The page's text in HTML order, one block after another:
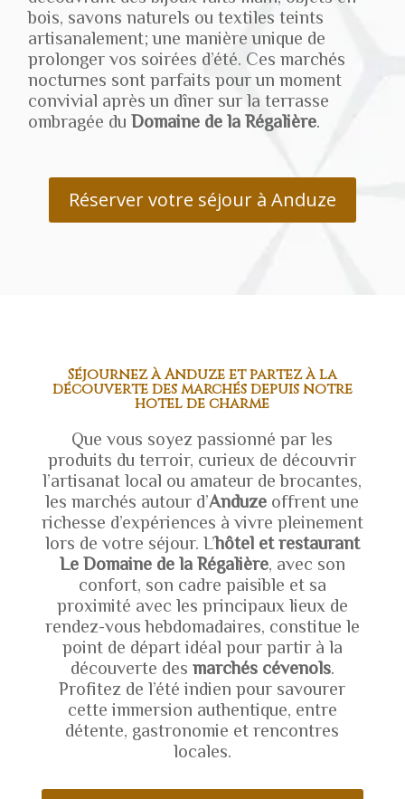
bois, savons naturels ou textiles teints
artisanalement; une manière unique de
prolonger vos soirées d’été. Ces marchés
nocturnes sont parfaits pour un moment
convivial après un dîner sur la terrasse
ombragée duDomaine de la Régalière.
Réserver votre séjour à Anduze
Séjournez à Anduze et partez à la
découverte des marchés depuis notre
hôtel de charme
Que vous soyez passionné par les
produits du terroir, curieux de découvrir
l’artisanat local ou amateur de brocantes,
les marchés autour d’Anduze offrent une
richesse d’expériences à vivre pleinement
lors de votre séjour. L’hôtel et restaurant
Le Domaine de la Régalière, avec son
confort, son cadre paisible et sa
proximité avec les principaux lieux de
rendez-vous hebdomadaires, constitue le
point de départ idéal pour partir à la
découverte des marchés cévenols.
Profitez de l’été indien pour savourer
cette immersion authentique, entre
détente, gastronomie et rencontres
locales.